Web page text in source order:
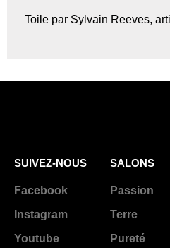
Toile par Sylvain Reeves,
SUIVEZ-NOUS
Facebook
Instagram
Youtube
SALONS
Passion
Terre
Pureté